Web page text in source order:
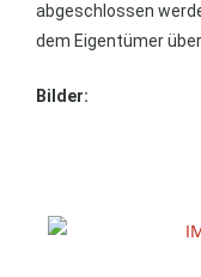
abgeschlossen
dem Eigentümer
Bilder: